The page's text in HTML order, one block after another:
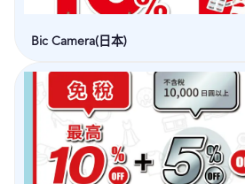
Bic Camera(日本)